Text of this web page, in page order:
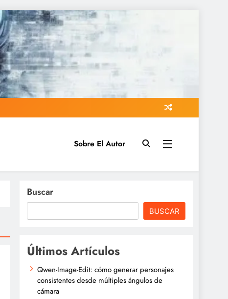
Sobre El Autor
Buscar
BUSCAR
Últimos Artículos
Qwen-Image-Edit: cómo generar personajes
consistentes desde múltiples ángulos de
cámara